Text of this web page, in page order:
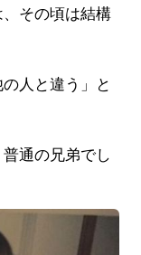
その頃は結構
人と違う」と
通の兄弟でし